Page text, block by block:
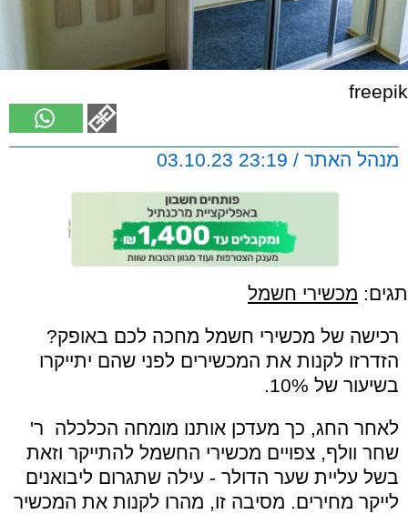
freepik
מנהל האתר / 23:19 03.10.23
תגים: מכשירי חשמל
רכישה של מכשירי חשמל מחכה לכם באופק?
הזדרזו לקנות את המכשירים לפני שהם יתייקרו
בשיעור של 10%.
לאחר החג, כך מעדכן אותנו מומחה הכלכלה ר'
שחר וולף, צפויים מכשירי החשמל להתייקר וזאת
בשל עליית שער הדולר - עילה שתגרום ליבואנים
לייקר מחירים. מסיבה זו, מהרו לקנות את המכשיר